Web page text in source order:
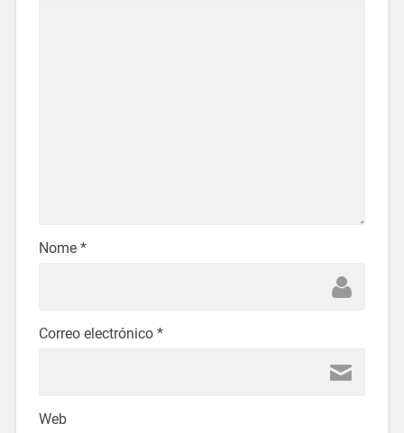
Nome *
Correo electrónico *
Web